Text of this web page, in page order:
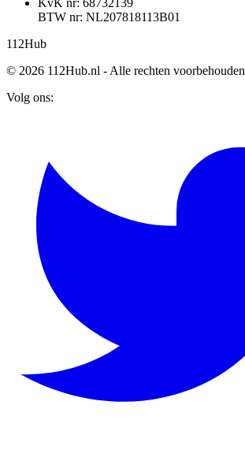
BTW nr: NL207818113B01
112Hub
© 2026 112Hub.nl - Alle rechten voorbehouden
Volg ons: